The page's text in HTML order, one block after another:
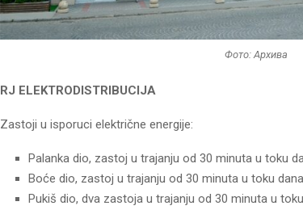
Фото: Архива
RJ ELEKTRODISTRIBUCIJA
Zastoji u isporuci električne energije:
Palanka dio, zastoj u trajanju od 30 minuta u toku
Boće dio, zastoj u trajanju od 30 minuta u toku
Pukiš dio, dva zastoja u trajanju od 30 minuta u